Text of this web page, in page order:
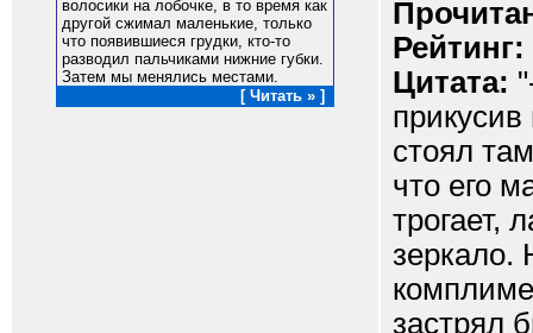
волосики на лобочке, в то время как
другой сжимал маленькие, только
что появившиеся грудки, кто-то
разводил пальчиками нижние губки.
Затем мы менялись местами.
[ Читать » ]
Рейтинг:
Цитата:
стоял
что его
трогает,
зеркало.
застрял